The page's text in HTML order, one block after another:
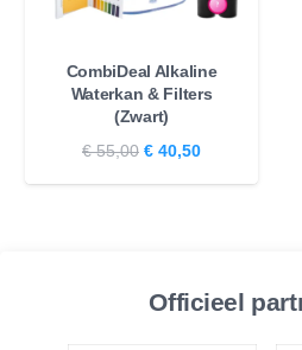
CombiDeal Alkaline
Waterkan & Filters
(Zwart)
€55,00 Oorspronkelijke
prijs
€ 40,50Huidige
prijs
Officieel